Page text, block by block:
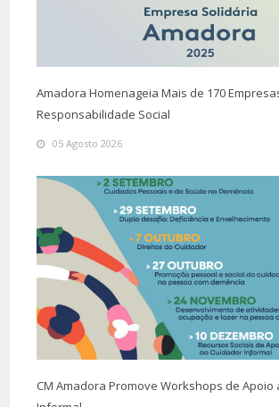
Amadora Homenageia Mais de 170
Responsabilidade Social
05 Agosto 2026
CM Amadora Promove Workshops de Apoio